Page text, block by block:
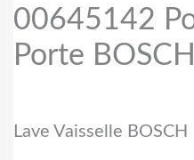
00645142
Porte BOSCH
Lave Vaisselle BOSCH